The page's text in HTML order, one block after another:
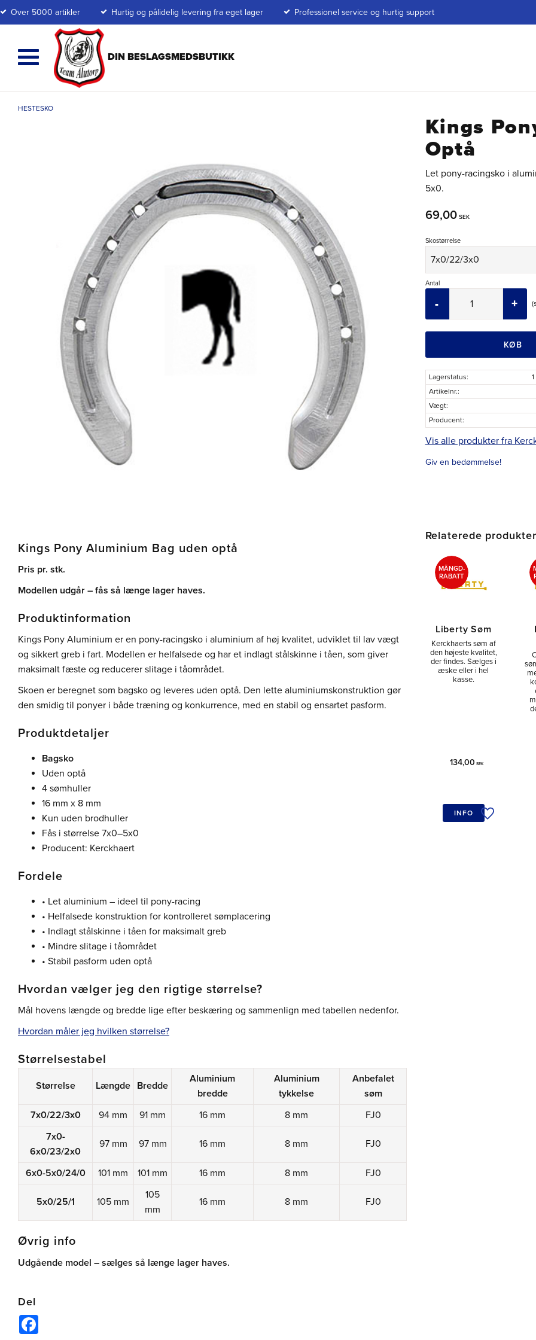
Over 5000 artikler Hurtig og pålidelig levering fra eget lager Professionel service og hurtig support
HESTESKO
Kings
Optå
Let pony-racingsko i
5x0.
69,00SEK
Skostørrelse
Antal
+
-
KØB
Lagerstatus
Artikelnr.
Vægt
Producent
Vis alle produkter fra
Giv en bedømmelse!
Kings Pony Aluminium Bag uden optå
Pris pr. stk.
Modellen udgår – fås så længe lager haves.
Produktinformation
Kings Pony Aluminium er en pony-racingsko i aluminium af høj kvalitet, udviklet til lav vægt
og sikkert greb i fart. Modellen er helfalsede og har et indlagt stålskinne i tåen, som giver
maksimalt fæste og reducerer slitage i tåområdet.
Skoen er beregnet som bagsko og leveres uden optå. Den lette aluminiumskonstruktion gør
den smidig til ponyer i både træning og konkurrence, med en stabil og ensartet pasform.
Produktdetaljer
Bagsko
Uden optå
4 sømhuller
16 mm x 8 mm
Kun uden brodhuller
Fås i størrelse 7x0–5x0
Producent: Kerckhaert
Fordele
• Let aluminium – ideel til pony-racing
• Helfalsede konstruktion for kontrolleret sømplacering
• Indlagt stålskinne i tåen for maksimalt greb
• Mindre slitage i tåområdet
• Stabil pasform uden optå
Hvordan vælger jeg den rigtige størrelse?
Mål hovens længde og bredde lige efter beskæring og sammenlign med tabellen nedenfor.
Hvordan måler jeg hvilken størrelse?
Størrelsestabel
Størrelse Længde Bredde
Aluminium
bredde
Aluminium
tykkelse
Anbefalet
søm
7x0/22/3x0
94 mm 91 mm 16 mm 8 mm
FJ0
7x0-
6x0/23/2x0
97 mm 97 mm 16 mm 8 mm FJ0
6x0-5x0/24/0 101 mm 101 mm 16 mm 8 mm FJ0
5x0/25/1 105 mm
105
mm
16 mm 8 mm FJ0
Øvrig info
Udgående model – sælges så længe lager haves.
Relaterede produkter
Liberty Søm
Kerckhaerts søm af
den højeste kvalitet,
der findes. Sælges i
æske eller i hel
kasse.
134,00 SEK
MÄNGD-
RABATT
Tilføj til
INFO
Del